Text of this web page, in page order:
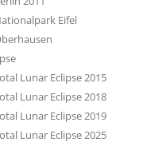
DEN DÄCHERN
SUBURBIA
Eifel
Lunar Eclipse 2015
Lunar Eclipse 2018
Lunar Eclipse 2019
Lunar Eclipse 2025